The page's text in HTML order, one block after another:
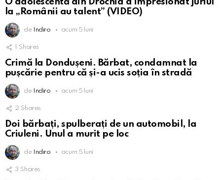
la „Românii au talent” (VIDEO)
de Indiro acum 5 luni
1 Shares
Crimă la Dondușeni. Bărbat, condamnat la
pușcărie pentru că și-a ucis soția în stradă
de Indiro acum 5 luni
2 Shares
Doi bărbați, spulberați de un automobil, la
Criuleni. Unul a murit pe loc
de Indiro acum 5 luni
3 Shares